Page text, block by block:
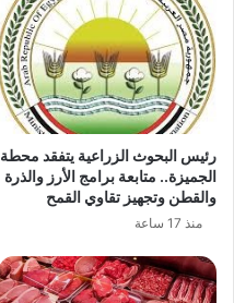
رئيس البحوث الزراعية يتفقد محطة
الجميزة.. متابعة برامج الأرز والذرة
والقطن وتجهيز تقاوي القمح
منذ 17 ساعة